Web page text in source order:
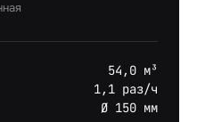
54,0 м³
1,1 раз/ч
Ø 150 мм